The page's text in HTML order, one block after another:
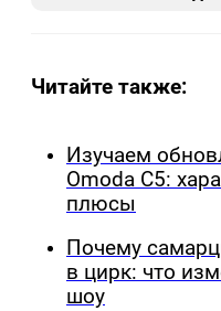
Читайте также:
Изучаем
Omoda C5:
плюсы
Почему
в цирк: что
шоу